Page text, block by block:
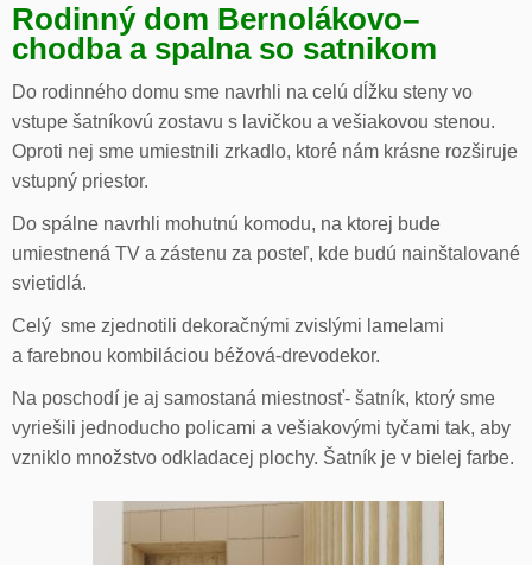
Rodinný dom Bernolákovo–
chodba a spalna so satnikom
Do rodinného domu sme navrhli na celú dĺžku steny vo
vstupe šatníkovú zostavu s lavičkou a vešiakovou stenou.
Oproti nej sme umiestnili zrkadlo, ktoré nám krásne rozširuje
vstupný priestor.
Do spálne navrhli mohutnú komodu, na ktorej bude
umiestnená TV a zástenu za posteľ, kde budú nainštalované
svietidlá.
Celý sme zjednotili dekoračnými zvislými lamelami
a farebnou kombiláciou béžová-drevodekor.
Na poschodí je aj samostaná miestnosť- šatník, ktorý sme
vyriešili jednoducho policami a vešiakovými tyčami tak, aby
vzniklo množstvo odkladacej plochy. Šatník je v bielej farbe.